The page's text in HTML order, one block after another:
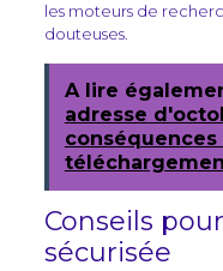
les moteurs de
douteuses.
A lire
adresse
Conseils
sécurisée